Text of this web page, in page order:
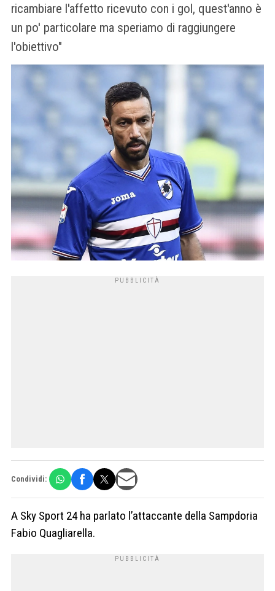
ricambiare l'affetto ricevuto con i gol, quest'anno è
un po' particolare ma speriamo di raggiungere
l'obiettivo"
Condividi:
A Sky Sport 24 ha parlato l’attaccante della Sampdoria
Fabio Quagliarella.